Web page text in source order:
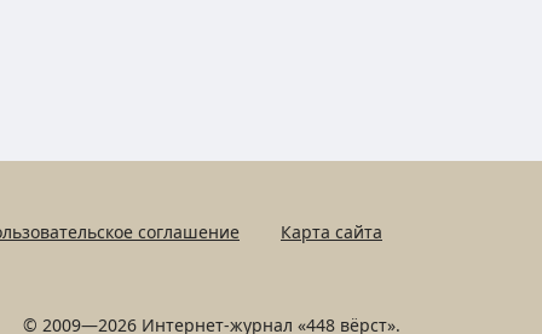
соглашение Карта сайта
© 2009—2026 Интернет-журнал «448 вёрст».